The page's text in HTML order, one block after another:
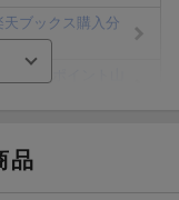
天ブックス購入分
品